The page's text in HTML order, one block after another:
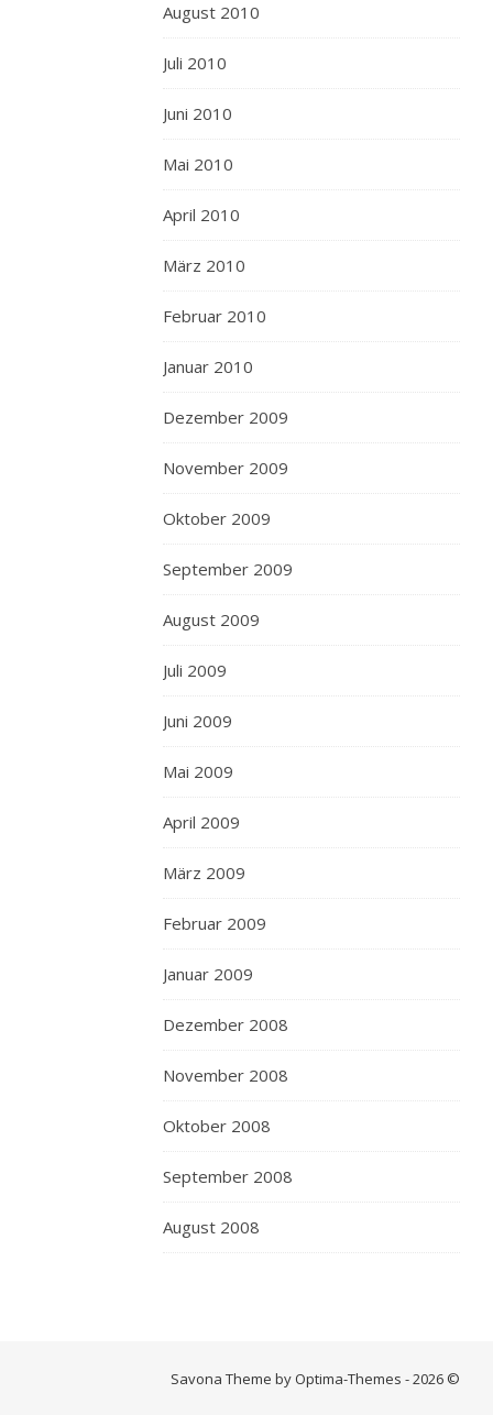
August 2010
Juli 2010
Juni 2010
Mai 2010
April 2010
März 2010
Februar 2010
Januar 2010
Dezember 2009
November 2009
Oktober 2009
September 2009
August 2009
Juli 2009
Juni 2009
Mai 2009
April 2009
März 2009
Februar 2009
Januar 2009
Dezember 2008
November 2008
Oktober 2008
September 2008
August 2008
Savona Theme by Optima-Themes - 2026 ©